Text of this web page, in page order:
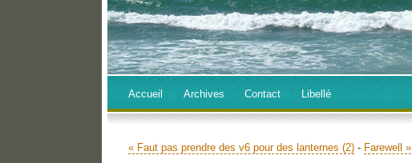
Accueil Archives Contact Libellé
« Faut pas prendre des v6 pour des lanternes (2) - Farewell »